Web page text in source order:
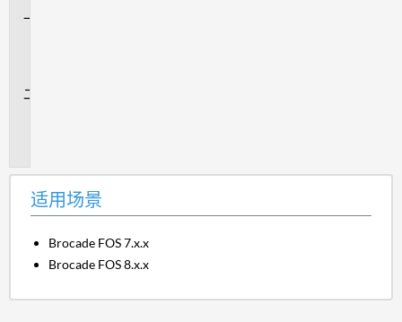
适用场景
Brocade FOS 7.x.x
Brocade FOS 8.x.x